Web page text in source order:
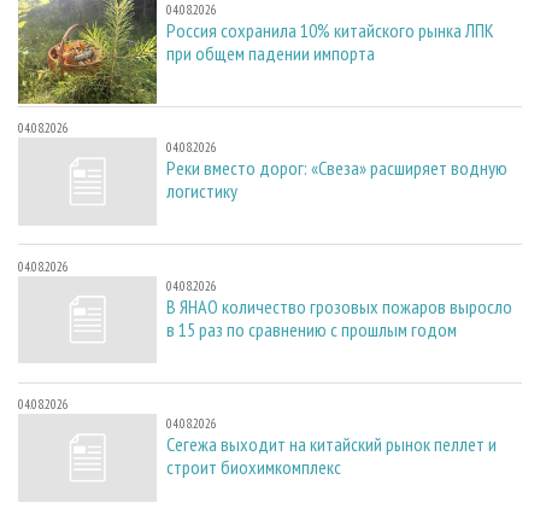
04.08.2026
Россия сохранила 10% китайского рынка ЛПК
при общем падении импорта
04.08.2026
04.08.2026
Реки вместо дорог: «Свеза» расширяет водную
логистику
04.08.2026
04.08.2026
В ЯНАО количество грозовых пожаров выросло
в 15 раз по сравнению с прошлым годом
04.08.2026
04.08.2026
Сегежа выходит на китайский рынок пеллет и
строит биохимкомплекс